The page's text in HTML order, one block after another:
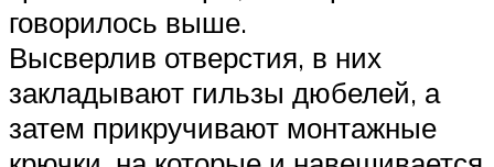
говорилось выше.
Высверлив отверстия, в них
закладывают гильзы дюбелей, а
затем прикручивают монтажные